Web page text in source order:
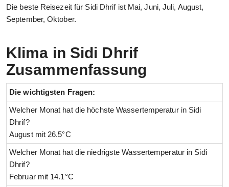
Die beste Reisezeit für Sidi Dhrif ist Mai, Juni, Juli, August,
September, Oktober.
Klima in Sidi Dhrif
Zusammenfassung
Die wichtigsten Fragen:
Welcher Monat hat die höchste Wassertemperatur in Sidi
Dhrif?
August mit 26.5°C
Welcher Monat hat die niedrigste Wassertemperatur in Sidi
Dhrif?
Februar mit 14.1°C